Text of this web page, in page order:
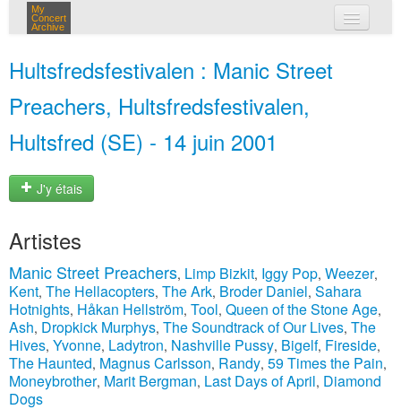
My
Concert
Archive
Hultsfredsfestivalen : Manic Street
Preachers, Hultsfredsfestivalen,
Hultsfred (SE) - 14 juin 2001
J'y étais
Artistes
Manic Street Preachers, Limp Bizkit, Iggy Pop, Weezer,
Kent, The Hellacopters, The Ark, Broder Daniel, Sahara
Hotnights, Håkan Hellström, Tool, Queen of the Stone Age,
Ash, Dropkick Murphys, The Soundtrack of Our Lives, The
Hives, Yvonne, Ladytron, Nashville Pussy, Bigelf, Fireside,
The Haunted, Magnus Carlsson, Randy, 59 Times the Pain,
Moneybrother, Marit Bergman, Last Days of April, Diamond
Dogs